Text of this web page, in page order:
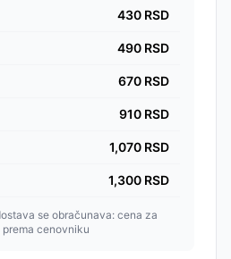
430 RSD
490 RSD
670 RSD
910 RSD
1,070 RSD
1,300 RSD
se obračunava: cena za
cenovniku